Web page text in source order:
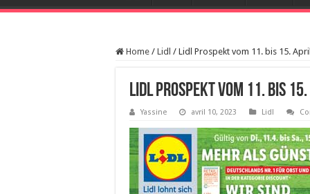
Home / Lidl / Lidl Prospekt vom 11. bis 15.
Lidl Prospekt vom 11. bis
Yassine avril 10, 2023 Lidl